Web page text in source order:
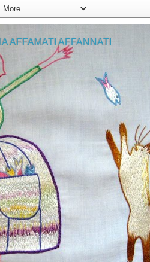
AFFAMATI AFFANNATI